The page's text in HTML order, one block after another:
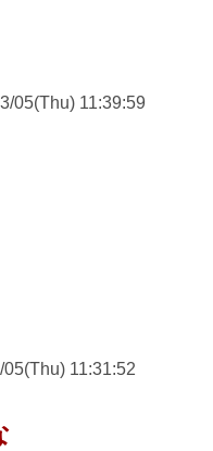
05(Thu) 11:39:59
05(Thu) 11:31:52